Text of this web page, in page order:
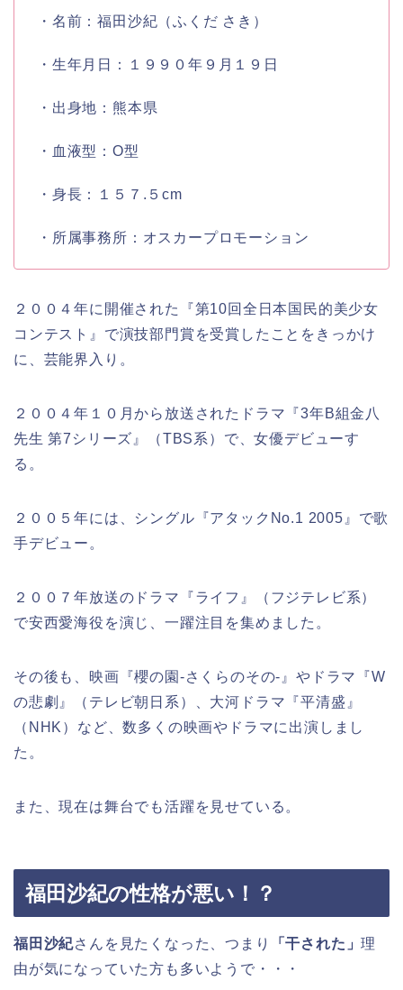
・名前：福田沙紀（ふくだ さき）
・生年月日：１９９０年９月１９日
・出身地：熊本県
・血液型：O型
・身長：１５７.５cm
・所属事務所：オスカープロモーション
２００４年に開催された『第10回全日本国民的美少女
コンテスト』で演技部門賞を受賞したことをきっかけ
に、芸能界入り。
２００４年１０月から放送されたドラマ『3年B組金八
先生 第7シリーズ』（TBS系）で、女優デビューす
る。
２００５年には、シングル『アタックNo.1 2005』で歌
手デビュー。
２００７年放送のドラマ『ライフ』（フジテレビ系）
で安西愛海役を演じ、一躍注目を集めました。
その後も、映画『櫻の園‐さくらのその‐』やドラマ『W
の悲劇』（テレビ朝日系）、大河ドラマ『平清盛』
（NHK）など、数多くの映画やドラマに出演しまし
た。
また、現在は舞台でも活躍を見せている。
福田沙紀の性格が悪い！？
福田沙紀さんを見たくなった、つまり 「干された」理
由が気になっていた方も多いようで・・・